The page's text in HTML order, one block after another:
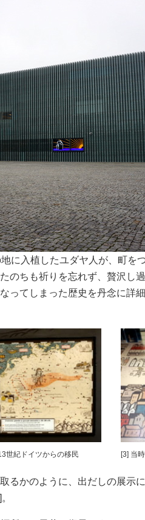
に入植したユダヤ人が、町を
のちも祈りを忘れず、贅沢し
ってしまった歴史を丹念に詳
世紀ドイツからの移民 [3] 当
るかのように、出だしの展示